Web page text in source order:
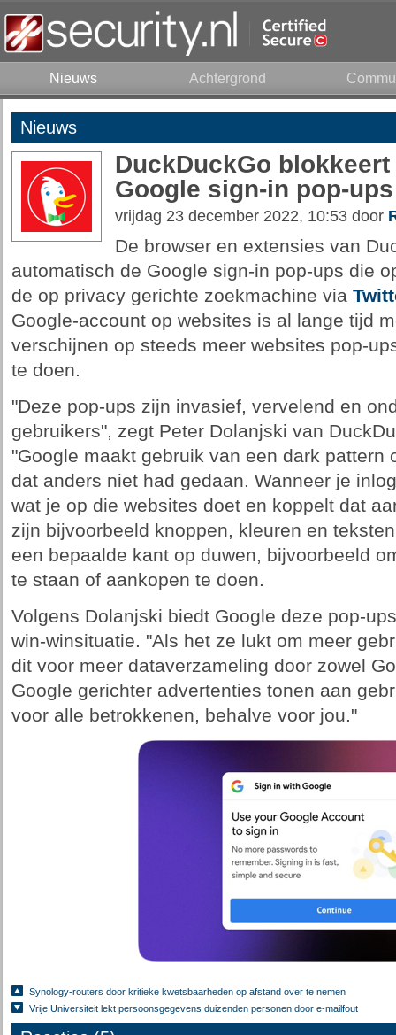
Nieuws Achtergrond
Nieuws
DuckDuckGo
Google sign-in pop-ups
vrijdag 23 december 2022, 10:53 door
De browser en extensies van
automatisch de Google sign-in pop-ups die
de op privacy gerichte zoekmachine via
Google-account op websites is al lange tijd
verschijnen op steeds meer websites pop-
te doen.
"Deze pop-ups zijn invasief, vervelend en
gebruikers", zegt Peter Dolanjski van
"Google maakt gebruik van een dark pattern
dat anders niet had gedaan. Wanneer je
wat je op die websites doet en koppelt dat
zijn bijvoorbeeld knoppen, kleuren en
een bepaalde kant op duwen, bijvoorbeeld
te staan of aankopen te doen.
Volgens Dolanjski biedt Google deze pop-
win-winsituatie. "Als het ze lukt om meer
dit voor meer dataverzameling door zowel
Google gerichter advertenties tonen aan
voor alle betrokkenen, behalve voor jou."
Synology-routers door kritieke kwetsbaarheden op afstand over te nemen
Vrije Universiteit lekt persoonsgegevens duizenden personen door e-mailfout